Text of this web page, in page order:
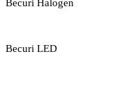
Becuri Halogen
Becuri LED